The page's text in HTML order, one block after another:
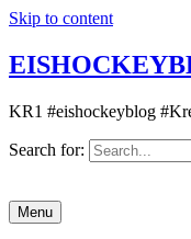
Skip to content
KR1 #eishockeyblog
Search for:
Menu